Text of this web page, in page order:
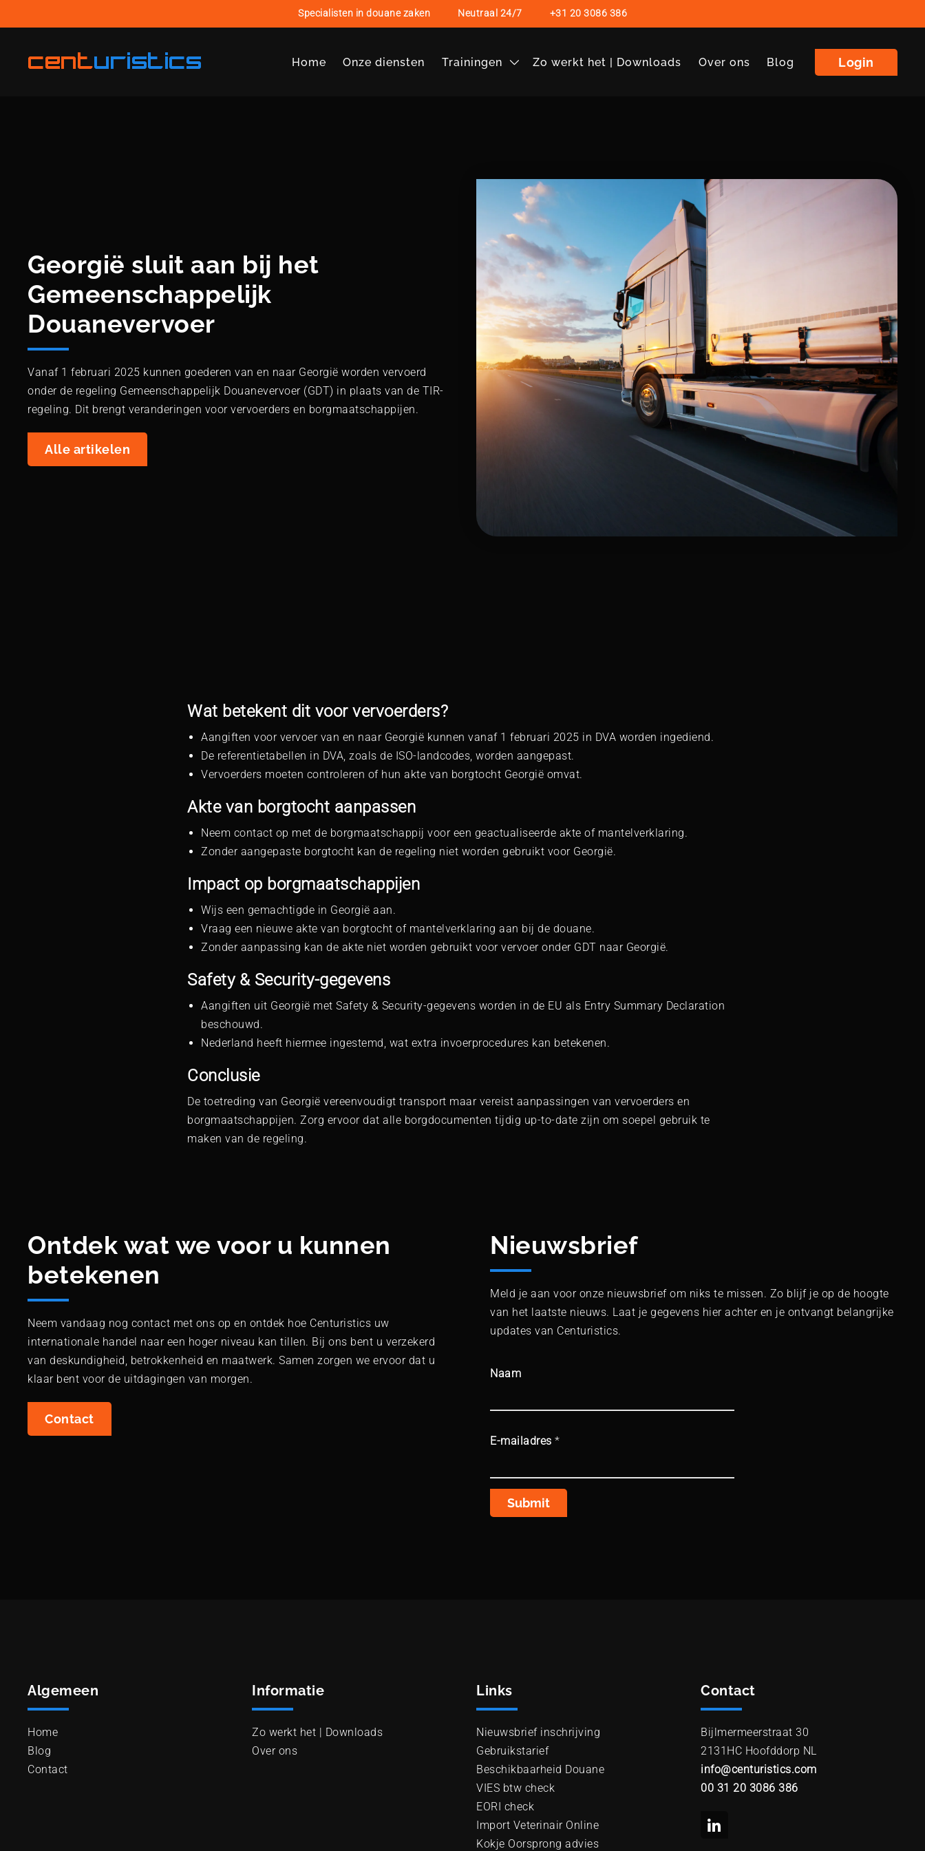
Specialisten in douane zaken Neutraal 24/7 +31 20 3086 386
centuristics Home Onze diensten Trainingen Zo werkt het | Downloads Over ons Blog Login
Georgië sluit aan bij het
Gemeenschappelijk
Douanevervoer
Vanaf 1 februari 2025 kunnen goederen van en naar Georgië worden vervoerd
onder de regeling Gemeenschappelijk Douanevervoer (GDT) in plaats van de TIR-
regeling. Dit brengt veranderingen voor vervoerders en borgmaatschappijen.
Alle artikelen
Wat betekent dit voor vervoerders?
Aangiften voor vervoer van en naar Georgië kunnen vanaf 1 februari 2025 in DVA worden ingediend.
De referentietabellen in DVA, zoals de ISO-landcodes, worden aangepast.
Vervoerders moeten controleren of hun akte van borgtocht Georgië omvat.
Akte van borgtocht aanpassen
Neem contact op met de borgmaatschappij voor een geactualiseerde akte of mantelverklaring.
Zonder aangepaste borgtocht kan de regeling niet worden gebruikt voor Georgië.
Impact op borgmaatschappijen
Wijs een gemachtigde in Georgië aan.
Vraag een nieuwe akte van borgtocht of mantelverklaring aan bij de douane.
Zonder aanpassing kan de akte niet worden gebruikt voor vervoer onder GDT naar Georgië.
Safety & Security-gegevens
Aangiften uit Georgië met Safety & Security-gegevens worden in de EU als Entry Summary Declaration
beschouwd.
Nederland heeft hiermee ingestemd, wat extra invoerprocedures kan betekenen.
Conclusie
De toetreding van Georgië vereenvoudigt transport maar vereist aanpassingen van vervoerders en
borgmaatschappijen. Zorg ervoor dat alle borgdocumenten tijdig up-to-date zijn om soepel gebruik te
maken van de regeling.
Ontdek wat we voor u kunnen
betekenen
Neem vandaag nog contact met ons op en ontdek hoe Centuristics uw
internationale handel naar een hoger niveau kan tillen. Bij ons bent u verzekerd
van deskundigheid, betrokkenheid en maatwerk. Samen zorgen we ervoor dat u
klaar bent voor de uitdagingen van morgen.
Contact
Nieuwsbrief
Meld je aan voor onze nieuwsbrief om niks te missen. Zo blijf je op de hoogte
van het laatste nieuws. Laat je gegevens hier achter en je ontvangt belangrijke
updates van Centuristics.
Naam
E-mailadres *
Submit
Algemeen
Home
Blog
Contact
Informatie
Zo werkt het | Downloads
Over ons
Links
Nieuwsbrief inschrijving
Gebruikstarief
Beschikbaarheid Douane
VIES btw check
EORI check
Import Veterinair Online
Kokje Oorsprong advies
Contact
Bijlmermeerstraat 30
2131HC Hoofddorp NL
info@centuristics.com
00 31 20 3086 386